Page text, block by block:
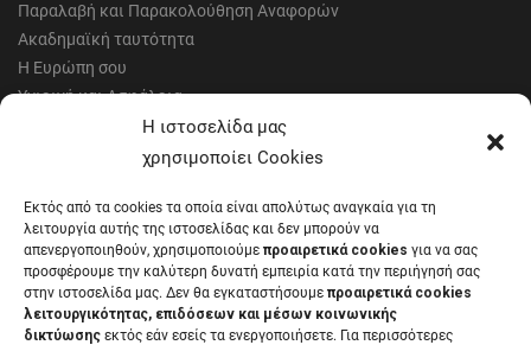
Η ιστοσελίδα μας
χρησιμοποίει Cookies
Εκτός από τα cookies τα οποία είναι απολύτως αναγκαία για τη
λειτουργία αυτής της ιστοσελίδας και δεν μπορούν να
απενεργοποιηθούν, χρησιμοποιούμε προαιρετικά cookies για να σας
προσφέρουμε την καλύτερη δυνατή εμπειρία κατά την περιήγησή σας
στην ιστοσελίδα μας. Δεν θα εγκαταστήσουμε προαιρετικά cookies
λειτουργικότητας, επιδόσεων και μέσων κοινωνικής
δικτύωσης εκτός εάν εσείς τα ενεργοποιήσετε. Για περισσότερες
Παραλαβή και Παρακολούθηση Αναφορών
Ακαδημαϊκή ταυτότητα
Η Ευρώπη σου
Υγιεινή και Ασφάλεια
Έντυπα Οικονομικής Υπηρεσίας
Έντυπα Διοικητικών Υπηρεσιών
Μητρώα αξιολογητών
Δημόσια Διαβούλευση
Συνεδριάσεις Συγκλήτου
Συνεδριάσεις Συμβουλίου Διοίκησης
EUNICoast European University